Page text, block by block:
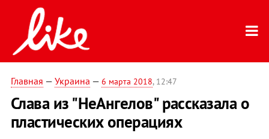
Главная — Украина — 6 марта 2018, 12:47
Слава из "НеАнгелов" рассказала о
пластических операциях